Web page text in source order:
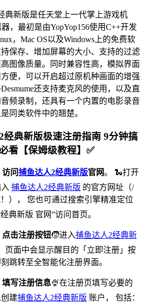
典新版是任天堂上一代掌上游戏机
，最初是由YopYop156使用C++开发
，Mac OS以及Windows上的免费软
保存、增加屏幕的大小、支持的过滤
图像质量。同时兼容性高，模拟界面
便，可以开启超过原机种画面的增强
还支持麦克风的使用，以及直
频录制，还具有一个内置的电影录音
同类软件中的翘楚。
经典新版极速注册指南 9分钟搞
看【保姆级教程】✅
问捕鱼达人2经典新版官网。 🐍打开
捕鱼达人2经典新版 的官方网址（/
）， 您也可通过搜索引擎精准定位
典新版 官网”访问首页。
点击注册按钮🧒进入捕鱼达人2经典新
页面中会显示醒目的「立即注册」按
跳转至全智能化注册界面。
填写注册信息🍨在注册页填写必要的
建捕鱼达人2经典新版 账户， 包括：